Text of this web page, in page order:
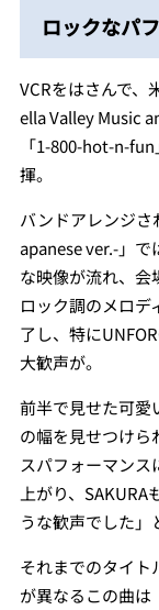
ロックなパ
VCRをはさんで、
ella Valley Music
「1-800-hot-n-
揮。
バンドアレンジさ
apanese ver.-」で
な映像が流れ、会
ロック調のメロ
了し、特に
大歓声が。
前半で見せた可愛
の幅を見せつけら
スパフォーマン
上がり、
うな歓声でした」
それまでのタイト
が異なるこの曲は